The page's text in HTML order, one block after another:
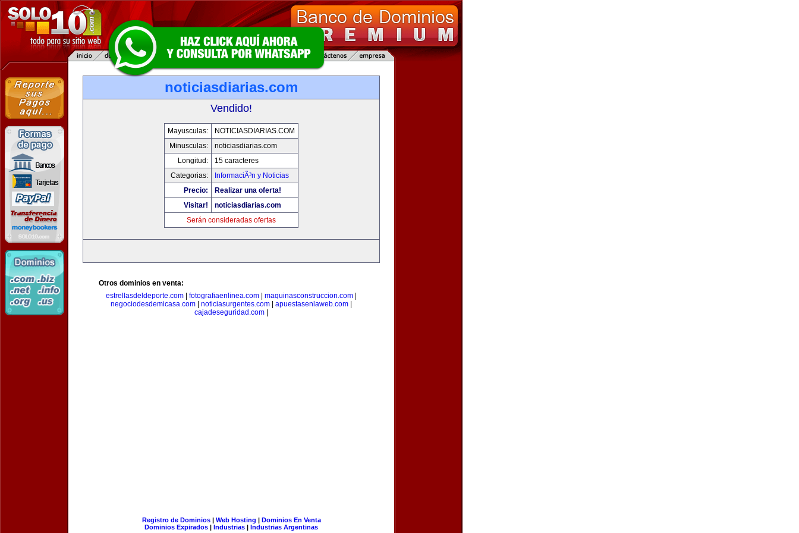
noticiasdiarias.com
Vendido!
Mayusculas:
NOTICIASDIARIAS.COM
Minusculas:
noticiasdiarias.com
Longitud:
15 caracteres
Categorias:
InformaciÃ³n y Noticias
Precio:
Realizar una oferta!
Visitar!
noticiasdiarias.com
Serán consideradas ofertas
Otros dominios en venta:
estrellasdeldeporte.com
fotografiaenlinea.com maquinasconstruccion.com
negociodesdemicasa.com
noticiasurgentes.com apuestasenlaweb.com
cajadeseguridad.com
Registro de Dominios| Web Hosting | Dominios En Venta
Dominios Expirados | Industrias | Industrias Argentinas